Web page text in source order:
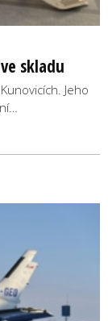
skladu
Jeho